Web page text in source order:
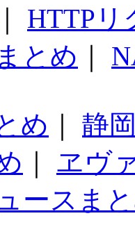
HTTPリ
とめ
め
静
ヱヴ
ースま